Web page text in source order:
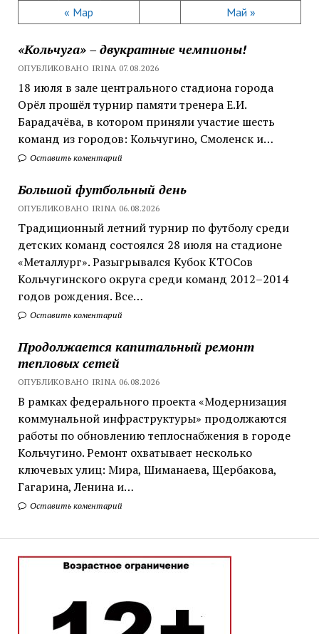
« Мар Май »
«Кольчуга» – двукратные чемпионы!
ОПУБЛИКОВАНО IRINA 07.08.2026
18 июля в зале центрального стадиона города
Орёл прошёл турнир памяти тренера Е.И.
Барадачёва, в котором приняли участие шесть
команд из городов: Кольчугино, Смоленск и…
Оставить коментарий
Большой футбольный день
ОПУБЛИКОВАНО IRINA 06.08.2026
Традиционный летний турнир по футболу среди
детских команд состоялся 28 июля на стадионе
«Металлург». Разыгрывался Кубок КТОСов
Кольчугинского округа среди команд 2012–2014
годов рождения. Все…
Оставить коментарий
Продолжается капитальный ремонт
тепловых сетей
ОПУБЛИКОВАНО IRINA 06.08.2026
В рамках федерального проекта «Модернизация
коммунальной инфраструктуры» продолжаются
работы по обновлению теплоснабжения в городе
Кольчугино. Ремонт охватывает несколько
ключевых улиц: Мира, Шиманаева, Щербакова,
Гагарина, Ленина и…
Оставить коментарий